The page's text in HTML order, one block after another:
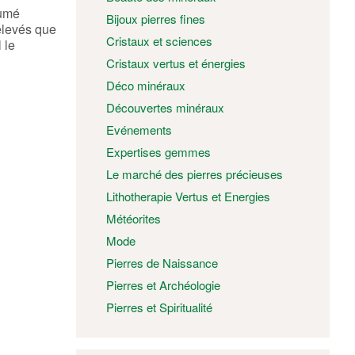
que
le
Bijoux pierres fines
Cristaux et sciences
Cristaux vertus et énergies
Déco minéraux
Découvertes minéraux
Evénements
Expertises gemmes
Le marché des pierres précieuses
Lithotherapie Vertus et Energies
Météorites
Mode
Pierres de Naissance
Pierres et Archéologie
Pierres et Spiritualité